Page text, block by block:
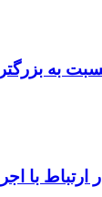
به
ارتباط با